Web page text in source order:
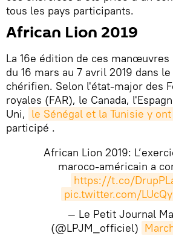
tous les pays participants.
African Lion 2019
La 16e édition de ces
du 16 mars au 7 avril 2019 dans
chérifien. Selon l'état-major des
royales (FAR), le Canada,
Uni, le Sénégal et la Tunisie y
participé . ​
African Lion 2019:
maroco-américain a
https://t.co/
pic.twitter.com/
— Le Petit Journal
(@LPJM_officiel)